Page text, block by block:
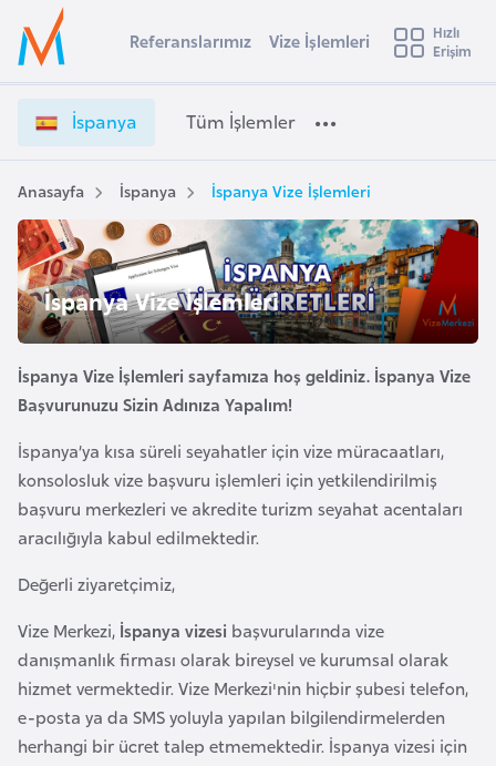
Ülke Seçimi
Başvuru yapmak istediğiniz ülkeyi seçin
Üye
Girişi
s
a
n
V
i
z
e
İ
ş
l
m
l
e
r
e
ş
i
Referanslarımız Vize İşlemleri
Hızlı
Erişim
İspanya Tüm İşlemler
Anasayfa İspanya İspanya Vize İşlemleri
İspanya Vize İşlemleri
İspanya Vize İşlemleri sayfamıza hoş geldiniz. İspanya Vize
Başvurunuzu Sizin Adınıza Yapalım!
İspanya’ya kısa süreli seyahatler için vize müracaatları,
konsolosluk vize başvuru işlemleri için yetkilendirilmiş
başvuru merkezleri ve akredite turizm seyahat acentaları
aracılığıyla kabul edilmektedir.
Değerli ziyaretçimiz,
Vize Merkezi, İspanya vizesi başvurularında vize
danışmanlık firması olarak bireysel ve kurumsal olarak
hizmet vermektedir. Vize Merkezi'nin hiçbir şubesi telefon,
e-posta ya da SMS yoluyla yapılan bilgilendirmelerden
herhangi bir ücret talep etmemektedir. İspanya vizesi için
s
t
r
a
A
v
u
t
u
r
y
a
z
e
r
b
a
y